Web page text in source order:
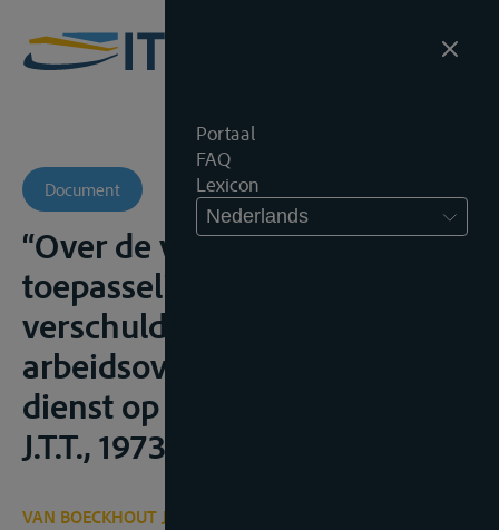
Portaal
FAQ
Lexicon
Nederlands
Document
“Over de verjaringstermijn
toepasselijk op het loon
verschuldigd krachtens een
arbeidsovereenkomst wegens
dienst op binnenschepen”,
J.T.T., 1973, 22
VAN BOECKHOUT J.